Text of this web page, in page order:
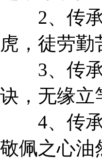
2、传承
虎，徒劳勤
3、传承
诀，无缘立
4、传承
敬佩之心油